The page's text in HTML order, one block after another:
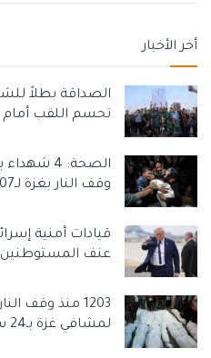
أخر الأخبار
الصداقة بطلاً
تحسم اللقب أمام
وقف النار بغزة لـ1,207
قيادات أمنية
عنف المستوطنين
لمشافي غزة بـ24 ساعة